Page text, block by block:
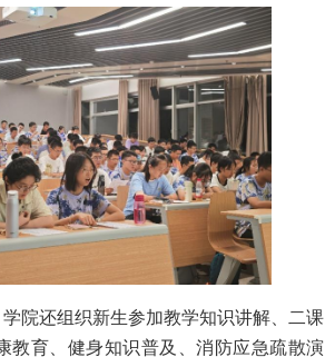
还组织新生参加教学知识讲解、二课
教育、健身知识普及、消防应急疏散演